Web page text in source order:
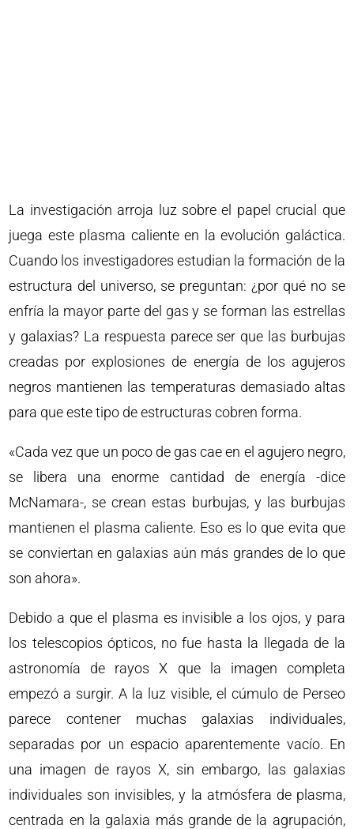
La investigación arroja luz sobre el papel crucial que
juega este plasma caliente en la evolución galáctica.
Cuando los investigadores estudian la formación de la
estructura del universo, se preguntan: ¿por qué no se
enfría la mayor parte del gas y se forman las estrellas
y galaxias? La respuesta parece ser que las burbujas
creadas por explosiones de energía de los agujeros
negros mantienen las temperaturas demasiado altas
para que este tipo de estructuras cobren forma.
«Cada vez que un poco de gas cae en el agujero negro,
se libera una enorme cantidad de energía -dice
McNamara-, se crean estas burbujas, y las burbujas
mantienen el plasma caliente. Eso es lo que evita que
se conviertan en galaxias aún más grandes de lo que
son ahora».
Debido a que el plasma es invisible a los ojos, y para
los telescopios ópticos, no fue hasta la llegada de la
astronomía de rayos X que la imagen completa
empezó a surgir. A la luz visible, el cúmulo de Perseo
parece contener muchas galaxias individuales,
separadas por un espacio aparentemente vacío. En
una imagen de rayos X, sin embargo, las galaxias
individuales son invisibles, y la atmósfera de plasma,
centrada en la galaxia más grande de la agrupación,